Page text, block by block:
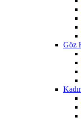
Göz